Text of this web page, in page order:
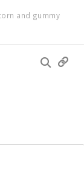
and gummy